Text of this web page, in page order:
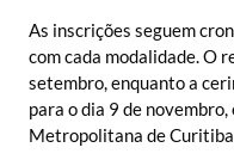
As inscrições seguem
com cada modalidade. O
setembro, enquanto a
para o dia 9 de
Metropolitana de